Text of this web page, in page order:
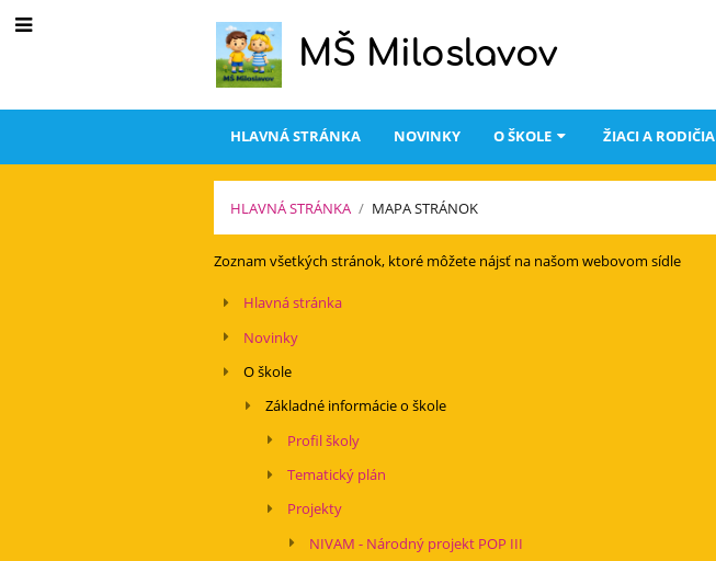
MŠ Miloslavov
HLAVNÁ STRÁNKA NOVINKY O ŠKOLE ŽIACI A RODIČIA
HLAVNÁ STRÁNKA / MAPA STRÁNOK
Mapa
stránok
Zoznam všetkých stránok, ktoré môžete nájsť na našom webovom sídle
Hlavná stránka
Novinky
O škole
Základné informácie o škole
Profil školy
Tematický plán
Projekty
NIVAM - Národný projekt POP III